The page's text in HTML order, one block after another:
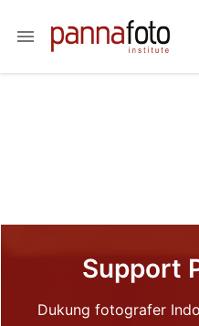
menu
Support
Dukung fotografer